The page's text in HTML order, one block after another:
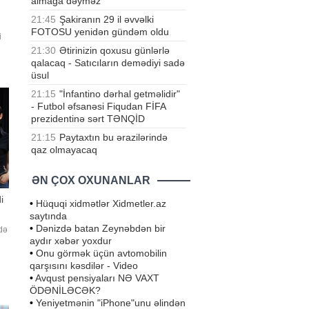
21:45 Şakiranın 29 il əvvəlki
FOTOSU yenidən gündəm oldu
21:30 Ətirinizin qoxusu günlərlə
qalacaq - Satıcıların demədiyi sadə
üsul
21:15 "İnfantino dərhal getməlidir"
- Futbol əfsanəsi Fiqudan FİFA
prezidentinə sərt TƏNQİD
21:15 Paytaxtın bu ərazilərində
qaz olmayacaq
ƏN ÇOX OXUNANLAR
• Hüquqi xidmətlər Xidmetler.az
saytında
• Dənizdə batan Zeynəbdən bir
aydır xəbər yoxdur
• Onu görmək üçün avtomobilin
qarşısını kəsdilər - Video
•Avqust pensiyaları NƏ VAXT
ÖDƏNİLƏCƏK?
• Yeniyetmənin "iPhone"unu əlindən